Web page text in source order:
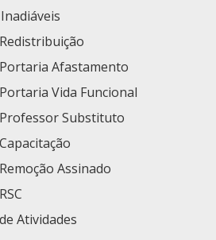
Afastamento
Vida Funcional
Substituto
Assinado
Atividades